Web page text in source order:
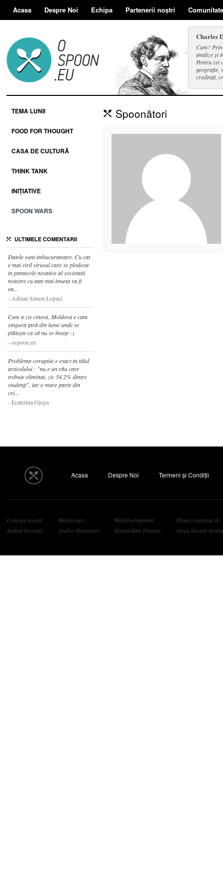
Acasa Despre Noi Echipa Partenerii noștri
Charles
Cum?
analize și
Pentru cei
geografie,
credință,
TEMA LUNII
FOOD FOR THOUGHT
CASA DE CULTURĂ
THINK TANK
INIȚIATIVE
SPOON WARS
ULTIMELE COMENTARII
Datele sunt imbucuratoare. Cu cat
e mai viril virusul care se plodeste
in pantecele nesatios al societatii
noastre cu atat mai imuna va fi
ea...
Adrian Simon Lopaci
Cum a zis cineva, Moldova e cam
singura țară din lume unde se
plătește ca să nu se învețe :)
ospoon.eu
Problema coruptiie e exact in titlul
articolului : "nu e un rău care
trebuie eliminat, zic 54.2% dintre
studenți", iar o mare parte din
cei...
Ecaterina Ojoga
Spoonători
Acasa Despre Noi Termeni și Condiții
Concept vizual:
Andrei Dorofei
Webdesign:
Andrei Ponomari
Webdevelopment:
Maximilian Zimmer
Proiect susținut de
Open Society